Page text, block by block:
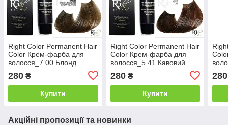
Right Color Permanent Hair
Color Крем-фарба для
волосся_7.00 Блонд
натуральний інтенсивний
100мл
280 ₴
Купити
Right Color Permanent Hair
Color Крем-фарба для
волосся_5.41 Кавовий
280₴
Купити
280
Акційні пропозиції та новинки